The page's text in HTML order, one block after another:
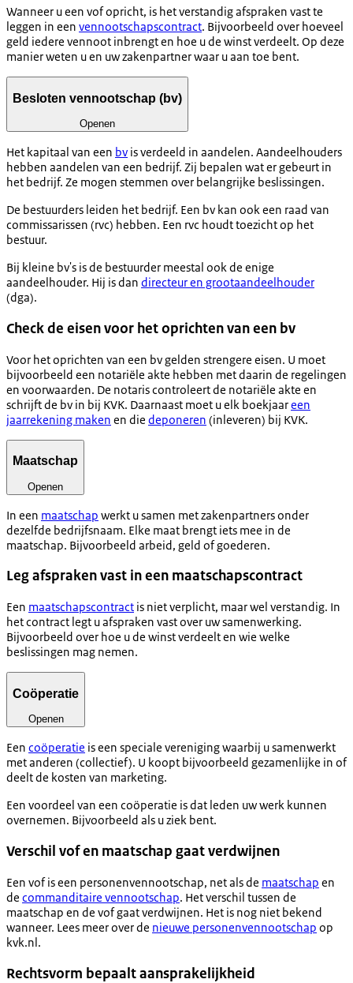
Wanneer u een vof opricht, is het verstandig afspraken vast te
leggen in een vennootschapscontract. Bijvoorbeeld over hoeveel
geld iedere vennoot inbrengt en hoe u de winst verdeelt. Op deze
manier weten u en uw zakenpartner waar u aan toe bent.
Besloten vennootschap (bv)
Openen
Het kapitaal van een bv is verdeeld in aandelen. Aandeelhouders
hebben aandelen van een bedrijf. Zij bepalen wat er gebeurt in
het bedrijf. Ze mogen stemmen over belangrijke beslissingen.
De bestuurders leiden het bedrijf. Een bv kan ook een raad van
commissarissen (rvc) hebben. Een rvc houdt toezicht op het
bestuur.
Bij kleine bv's is de bestuurder meestal ook de enige
aandeelhouder. Hij is dan directeur en grootaandeelhouder
(dga).
Check de eisen voor het oprichten van een bv
Voor het oprichten van een bv gelden strengere eisen. U moet
bijvoorbeeld een notariële akte hebben met daarin de regelingen
en voorwaarden. De notaris controleert de notariële akte en
schrijft de bv in bij KVK. Daarnaast moet u elk boekjaareen
jaarrekening maken en die deponeren (inleveren) bij KVK.
Maatschap
Openen
In een maatschap werkt u samen met zakenpartners onder
dezelfde bedrijfsnaam. Elke maat brengt iets mee in de
maatschap. Bijvoorbeeld arbeid, geld of goederen.
Leg afspraken vast in een maatschapscontract
Een maatschapscontract is niet verplicht, maar wel verstandig. In
het contract legt u afspraken vast over uw samenwerking.
Bijvoorbeeld over hoe u de winst verdeelt en wie welke
beslissingen mag nemen.
Coöperatie
Openen
Een coöperatie is een speciale vereniging waarbij u samenwerkt
met anderen (collectief). U koopt bijvoorbeeld gezamenlijke in of
deelt de kosten van marketing.
Een voordeel van een coöperatie is dat leden uw werk kunnen
overnemen. Bijvoorbeeld als u ziek bent.
Verschil vof en maatschap gaat verdwijnen
Een vof is een personenvennootschap, net als de maatschap en
de commanditaire vennootschap. Het verschil tussen de
maatschap en de vof gaat verdwijnen. Het is nog niet bekend
wanneer. Lees meer over de nieuwe personenvennootschap op
kvk.nl.
Rechtsvorm bepaalt aansprakelijkheid